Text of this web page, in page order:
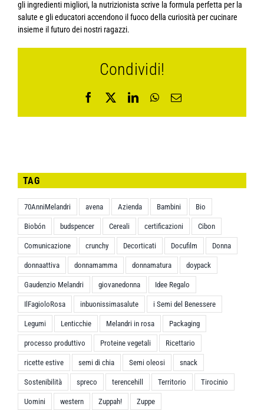
gli ingredienti migliori, la nutrizionista scrive la formula perfetta per la
salute e gli educatori accendono il fuoco della curiosità per cucinare
insieme il futuro dei nostri ragazzi.
Condividi!
Facebook LinkedInWhatsApp
Email
TAG
70AnniMelandri avena Azienda Bambini Bio
Biobón budspencer Cereali certificazioni Cibon
Comunicazione crunchy Decorticati Docufilm Donna
donnaattiva donnamamma donnamatura doypack
Gaudenzio Melandri giovanedonna Idee Regalo
IlFagioloRosa inbuonissimasalute i Semi del Benessere
Legumi Lenticchie Melandri in rosa Packaging
processo produttivo Proteine vegetali Ricettario
ricette estive semi di chia Semi oleosi snack
Sostenibilità spreco terencehill Territorio Tirocinio
Uomini western Zuppah! Zuppe